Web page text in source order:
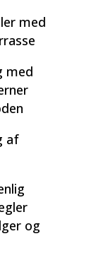
med
med
af
og